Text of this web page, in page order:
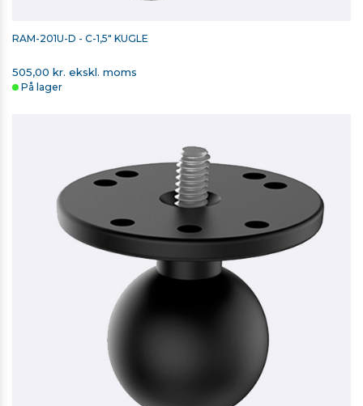
RAM-201U-D - C-1,5" KUGLE
505,00 kr. ekskl. moms
På lager